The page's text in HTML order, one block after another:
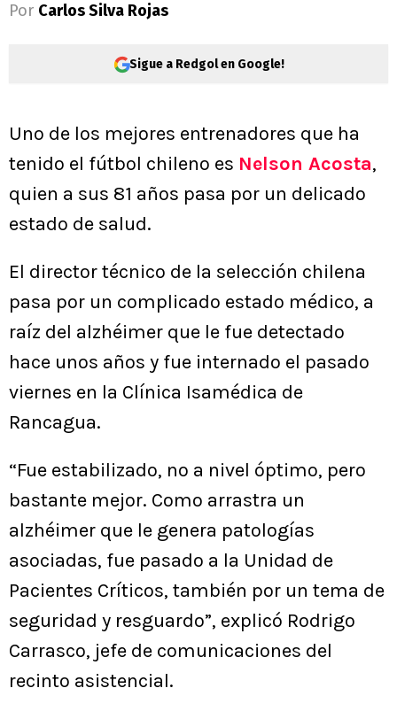
Por Carlos Silva Rojas
Sigue a Redgol en Google!
Uno de los mejores entrenadores que ha
tenido el fútbol chileno es Nelson Acosta,
quien a sus 81 años pasa por un delicado
estado de salud.
El director técnico de la selección chilena
pasa por un complicado estado médico, a
raíz del alzhéimer que le fue detectado
hace unos años y fue internado el pasado
viernes en la Clínica Isamédica de
Rancagua.
“Fue estabilizado, no a nivel óptimo, pero
bastante mejor. Como arrastra un
alzhéimer que le genera patologías
asociadas, fue pasado a la Unidad de
Pacientes Críticos, también por un tema de
seguridad y resguardo”, explicó Rodrigo
Carrasco, jefe de comunicaciones del
recinto asistencial.